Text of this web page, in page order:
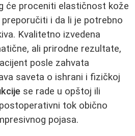
će proceniti elastičnost kože
i da li je potrebno
Kvalitetno izvedena
ali prirodne rezultate,
posle zahvata
saveta o ishrani i fizičkoj
se rade u opštoj ili
tok obično
pojasa.